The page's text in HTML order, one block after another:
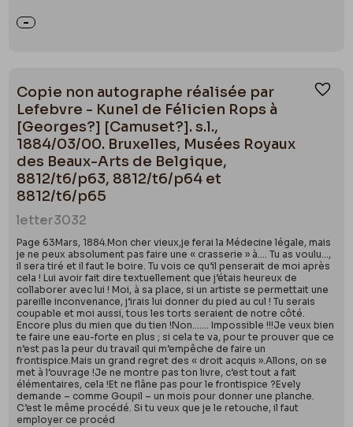
Copie non autographe réalisée par
Lefebvre - Kunel de Félicien Rops à
[Georges?] [Camuset?]. s.l.,
1884/03/00. Bruxelles, Musées Royaux
des Beaux-Arts de Belgique,
8812/t6/p63, 8812/t6/p64 et
8812/t6/p65
letter3032
Page 63Mars, 1884.Mon cher vieux,je ferai la Médecine légale, mais
je ne peux absolument pas faire une « crasserie » à…. Tu as voulu…,
il sera tiré et il faut le boire. Tu vois ce qu’il penserait de moi après
cela ! Lui avoir fait dire textuellement que j’étais heureux de
collaborer avec lui ! Moi, à sa place, si un artiste se permettait une
pareille inconvenance, j’irais lui donner du pied au cul ! Tu serais
coupable et moi aussi, tous les torts seraient de notre côté.
Encore plus du mien que du tien !Non……. Impossible !!!Je veux bien
te faire une eau-forte en plus ; si cela te va, pour te prouver que ce
n’est pas la peur du travail qui m’empêche de faire un
frontispice.Mais un grand regret des « droit acquis ».Allons, on se
met à l’ouvrage !Je ne montre pas ton livre, c’est tout a fait
élémentaires, cela !Et ne flâne pas pour le frontispice ?Evely
demande – comme Goupil – un mois pour donner une planche.
C’est le même procédé. Si tu veux que je le retouche, il faut
employer ce procéd